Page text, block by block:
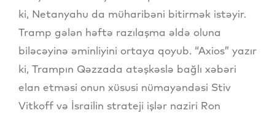
ki, Netanyahu da müharibəni bitirmək istəyir.
Tramp gələn həftə razılaşma əldə oluna
biləcəyinə əminliyini ortaya qoyub. “Axios” yazır
ki, Trampın Qəzzada atəşkəslə bağlı xəbəri
elan etməsi onun xüsusi nümayəndəsi Stiv
Vitkoff və İsrailin strateji işlər naziri Ron